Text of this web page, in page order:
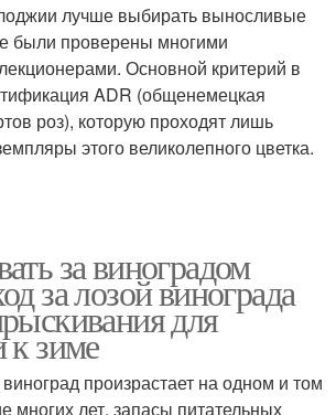
лучше выбирать выносливые
были проверены многими
Основной критерий в
ADR (общенемецкая
роз), которую проходят лишь
этого великолепного цветка.
за виноградом
за лозой винограда
для
к зиме
произрастает на одном и том
многих лет, запасы питательных